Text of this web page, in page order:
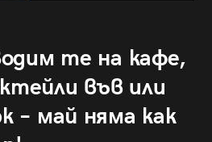
те на кафе,
във или
– май няма как